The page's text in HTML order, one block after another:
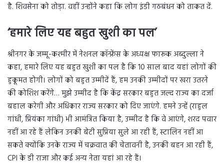
है. शिवसेना को तोड़ा. वहीं उन्होंने कहा कि लोग इंडी गठबंधन को ताकत दें.
‘हमारे लिए यह बहुत खुशी का पल’
श्रीनगर के जम्मू-कश्मीर में नेशनल कॉन्फ्रेंस के अध्यक्ष फारूक अब्दुल्ला ने
कहा, हमारे लिए यह बहुत खुशी का पल है कि 10 साल बाद यहां लोगों की
हुकूमत होगी। लोगों को बहुत उम्मीदें हैं, हम उनकी उम्मीदों पर खरा उतरने
की कोशिश करेंगे… मुझे उम्मीद है कि केंद्र सरकार बहुत जल्द राज्य का दर्जा
बहाल करेगी और अधिकार राज्य सरकार को दिए जाएंगे. हमने उन्हें (राहुल
गांधी, प्रियंका गांधी) भी आमंत्रित किया है, उम्मीद है कि वे आएंगे, शरद पवार
नहीं आ रहे हैं लेकिन उनकी बेटी सुप्रिया सुले आ रही हैं, स्टालिन नहीं आ
सकते क्योंकि उनके राज्य में चक्रवात की चेतावनी है, उनकी बहन आ रही हैं,
CPI के डी राजा और कई अन्य नेता यहां आ रहे हैं।